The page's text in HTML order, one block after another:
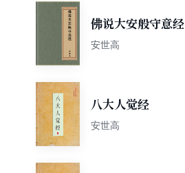
佛说大安般守意经
安世高
八大人觉经
安世高